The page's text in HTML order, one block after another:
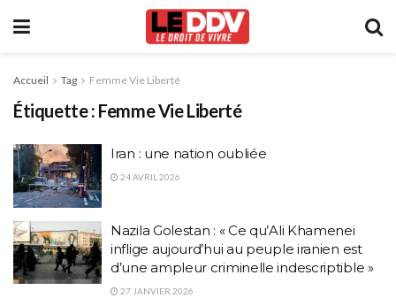
Accueil Tag Femme Vie Liberté
Étiquette : Femme Vie Liberté
Iran : une nation oubliée
24 AVRIL 2026
Nazila Golestan : « Ce qu’Ali Khamenei
inflige aujourd’hui au peuple iranien est
d’une ampleur criminelle indescriptible »
27 JANVIER 2026